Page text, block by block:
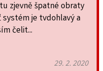
zjevně špatné obraty
je tvdohlavý a
čelit...
29. 2. 2020